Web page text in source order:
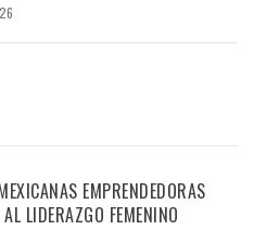
EMPRENDEDORAS
LIDERAZGO FEMENINO